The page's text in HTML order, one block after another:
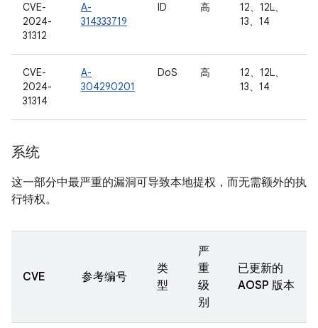
CVE-
2024-
31312
A-
314333719
ID 高
12、12L、
13、14
CVE-
2024-
31314
A-
304290201
DoS 高
12、12L、
13、14
系统
这一部分中最严重的漏洞可导致本地提权，而无需额外的执
行特权。
CVE 参考编号
类
型
严
重
级
别
已更新的
AOSP 版本